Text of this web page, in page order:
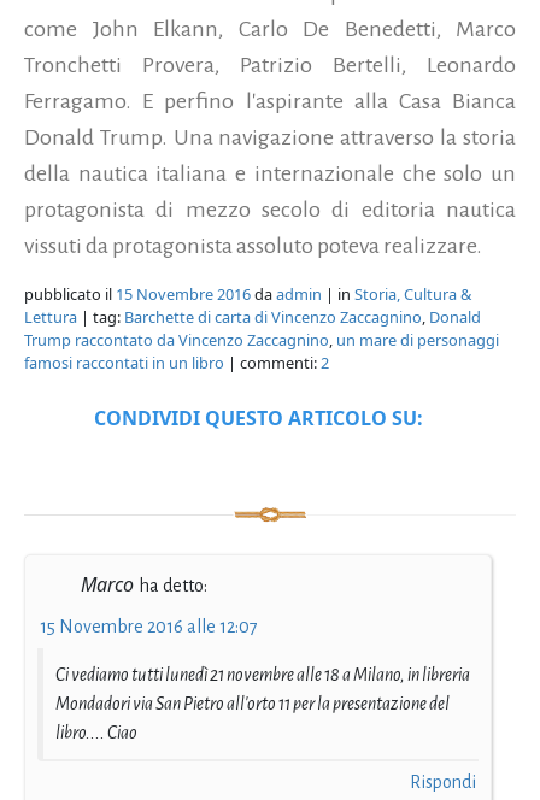
come John Elkann, Carlo De Benedetti, Marco
Tronchetti Provera, Patrizio Bertelli, Leonardo
Ferragamo. E perfino l'aspirante alla Casa Bianca
Donald Trump. Una navigazione attraverso la storia
della nautica italiana e internazionale che solo un
protagonista di mezzo secolo di editoria nautica
vissuti da protagonista assoluto poteva realizzare.
pubblicato il 15 Novembre 2016daadmin | in Storia, Cultura &
Lettura | tag: Barchette di carta di Vincenzo Zaccagnino, Donald
Trump raccontato da Vincenzo Zaccagnino, un mare di personaggi
famosi raccontati in un libro | commenti:2
CONDIVIDI QUESTO ARTICOLO SU:
Marco ha detto:
15 Novembre 2016 alle 12:07
Ci vediamo tutti lunedì 21 novembre alle 18 a Milano, in libreria
Mondadori via San Pietro all'orto 11 per la presentazione del
libro.... Ciao
Rispondi